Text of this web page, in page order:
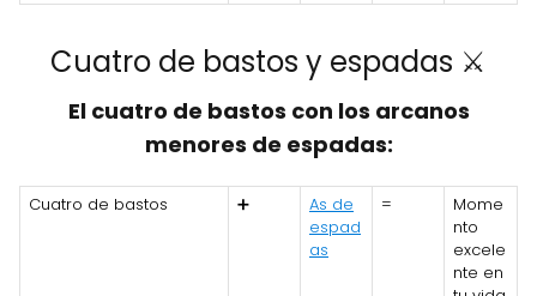
Cuatro de bastos y espadas ⚔️
El cuatro de bastos con los arcanos
menores de espadas:
Cuatro de bastos ➕
As de
espad
as
=
Mome
nto
excele
nte en